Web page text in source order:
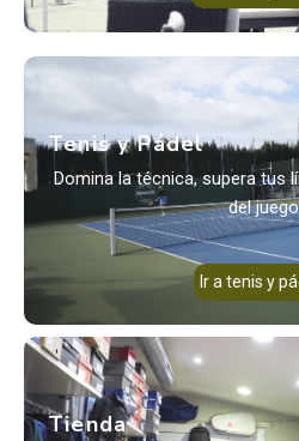
Tenis y Pádel
Domina la técnica, supera tus
del
Ir a tenis y
Tienda